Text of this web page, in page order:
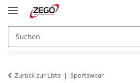
Zurück zur Liste Sportswear